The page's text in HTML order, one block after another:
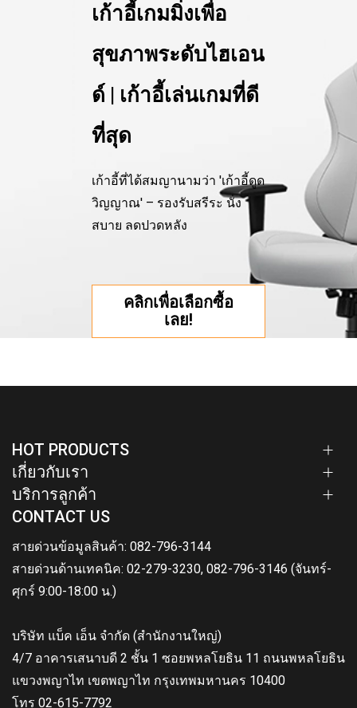
เก้าอี้เกมมิ่งเพื่อ
สุขภาพระดับไฮเอน
ด์ | เก้าอี้เล่นเกมที่ดี
ที่สุด
เก้าอี้ที่ได้สมญานามว่า 'เก้าอี้ดูด
วิญญาณ' – รองรับสรีระ นั่ง
สบาย ลดปวดหลัง
คลิกเพื่อเลือกซื้อ
เลย!
HOT PRODUCTS
เกี่ยวกับเรา
บริการลูกค้า
CONTACT US
สายด่วนข้อมูลสินค้า: 082-796-3144
สายด่วนด้านเทคนิค: 02-279-3230, 082-796-3146 (จันทร์-
ศุกร์ 9:00-18:00 น.)
บริษัท แบ็ค เอ็น จำกัด (สำนักงานใหญ่)
4/7 อาคารเสนาบดี 2 ชั้น 1 ซอยพหลโยธิน 11 ถนนพหลโยธิน
แขวงพญาไท เขตพญาไท กรุงเทพมหานคร 10400
โทร 02-615-7792